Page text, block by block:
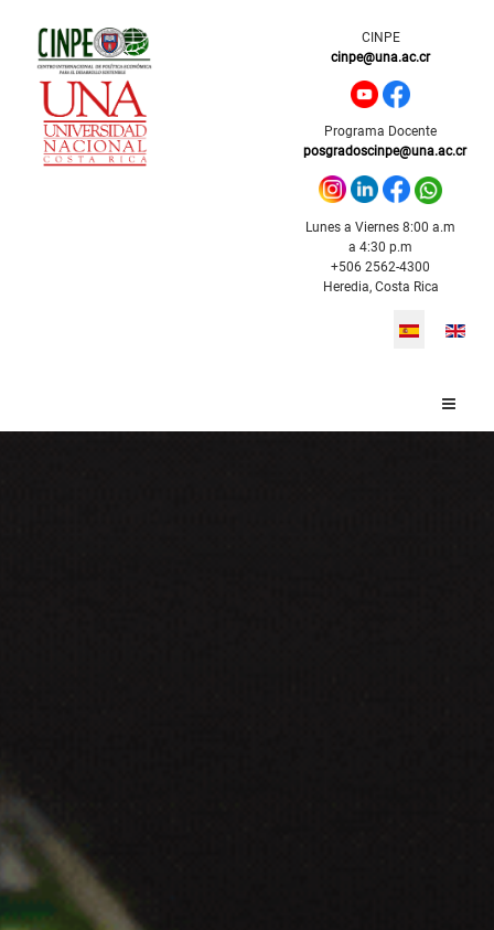
CINPE
cinpe@una.ac.cr
Programa Docente
posgradoscinpe@una.ac.cr
Lunes a Viernes 8:00 a.m
a 4:30 p.m
+506 2562-4300
Heredia, Costa Rica
Seleccione